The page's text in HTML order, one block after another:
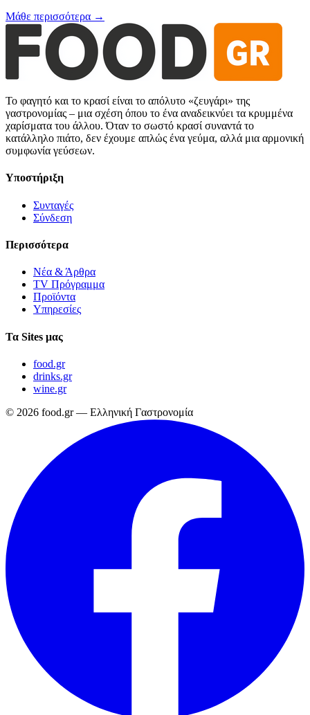
Μάθε περισσότερα →
Το φαγητό και το κρασί είναι το απόλυτο «ζευγάρι» της
γαστρονομίας – μια σχέση όπου το ένα αναδεικνύει τα κρυμμένα
χαρίσματα του άλλου. Όταν το σωστό κρασί συναντά το
κατάλληλο πιάτο, δεν έχουμε απλώς ένα γεύμα, αλλά μια αρμονική
συμφωνία γεύσεων.
Υποστήριξη
Συνταγές
Σύνδεση
Περισσότερα
Νέα & Άρθρα
TV Πρόγραμμα
Προϊόντα
Υπηρεσίες
Τα Sites μας
food.gr
drinks.gr
wine.gr
© 2026 food.gr — Ελληνική Γαστρονομία